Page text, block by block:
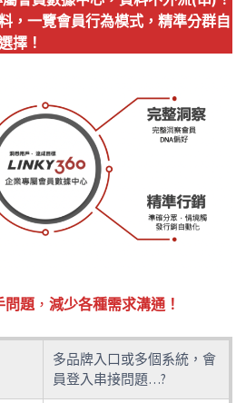
，一覽會員行為模式，精準分群自
擇！
問題， 減少各種需求溝通！
多品牌入口或多個系統，會
員登入串接問題…?